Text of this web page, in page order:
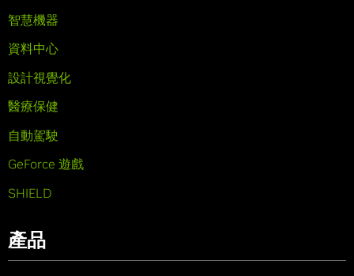
智慧機器
資料中心
設計視覺化
醫療保健
自動駕駛
GeForce 遊戲
SHIELD
產品